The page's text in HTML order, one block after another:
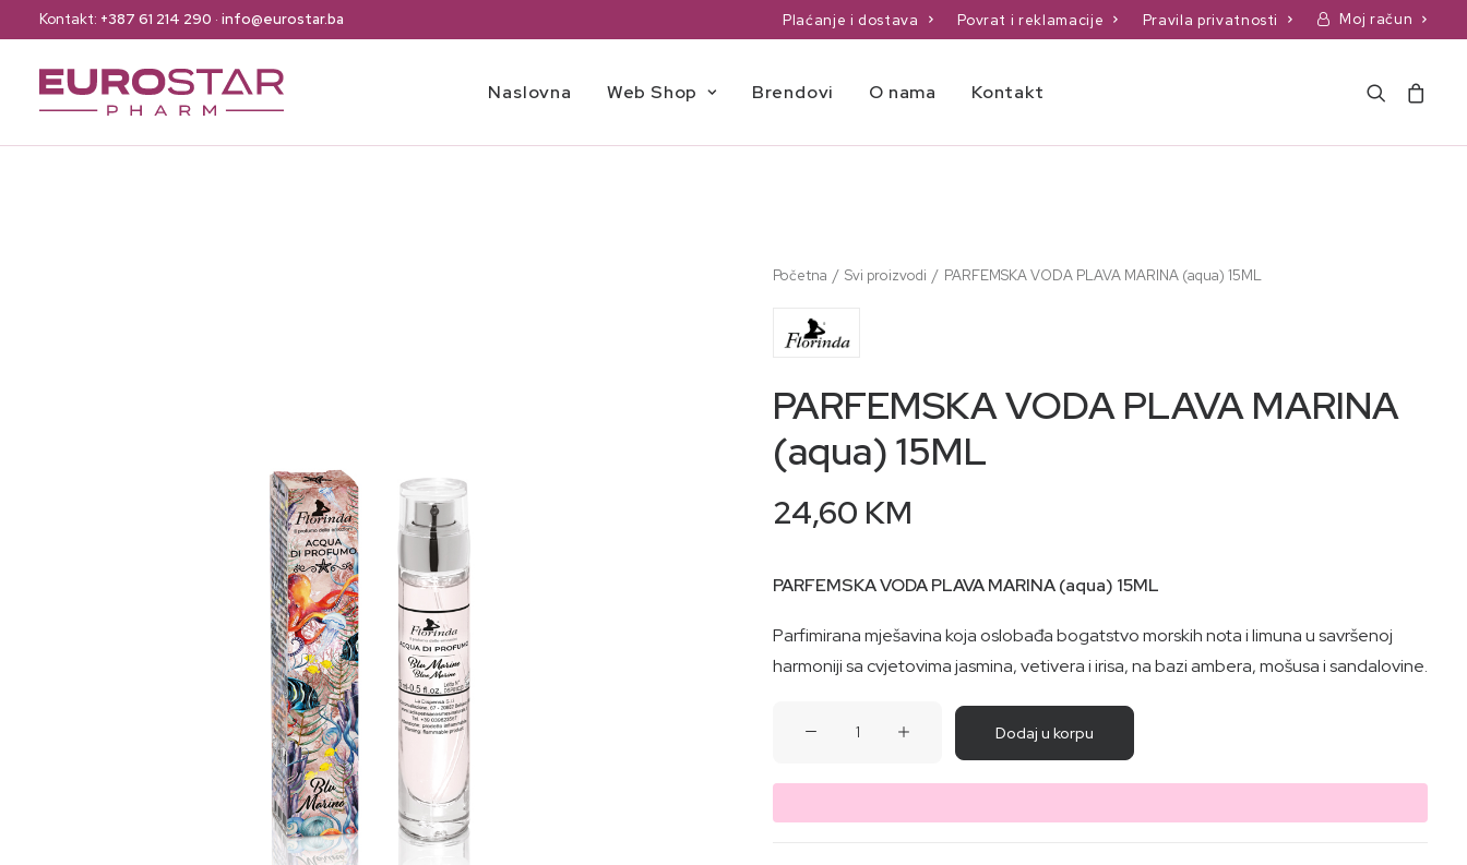
Kontakt: +387 61 214 290 · info@eurostar.ba Plaćanje i dostava Povrat i reklamacije Pravila privatnosti Moj račun
Naslovna Web Shop Brendovi O nama Kontakt
Početna Svi proizvodi PARFEMSKA VODA PLAVA MARINA (aqua) 15ML
PARFEMSKA VODA PLAVA MARINA
(aqua) 15ML
24,60 KM
PARFEMSKA VODA PLAVA MARINA (aqua) 15ML
Parfimirana mješavina koja oslobađa bogatstvo morskih nota i limuna u savršenoj
harmoniji sa cvjetovima jasmina, vetivera i irisa, na bazi ambera, mošusa i sandalovine.
Dodaj u korpu